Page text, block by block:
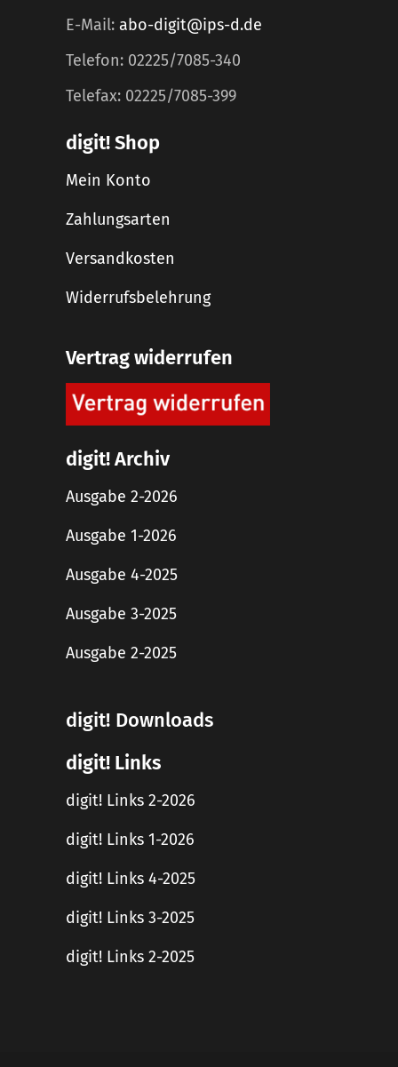
E-Mail: abo-digit@ips-d.de
Telefon: 02225/7085-340
Telefax: 02225/7085-399
digit! Shop
Mein Konto
Zahlungsarten
Versandkosten
Widerrufsbelehrung
Vertrag widerrufen
digit! Archiv
Ausgabe 2-2026
Ausgabe 1-2026
Ausgabe 4-2025
Ausgabe 3-2025
Ausgabe 2-2025
digit! Downloads
digit! Links
digit! Links 2-2026
digit! Links 1-2026
digit! Links 4-2025
digit! Links 3-2025
digit! Links 2-2025